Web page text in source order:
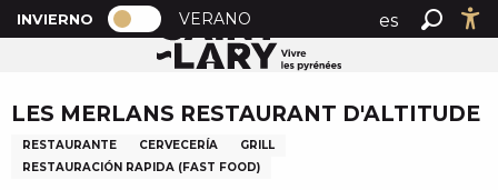
A
l
r
a
u
PAGE D’ACCUEIL ACTUELLE HIVER : PASSER EN
INVIERNO PAGE D’ACCUEIL ACTUELLE HIVER :
VERANO
es
Buscar
Inicio LES MERLANS RESTAURANT D'ALTITUDE
LES MERLANS RESTAURANT D'ALTITUDE
RESTAURANTE CERVECERÍA
GRILL
RESTAURACIÓN RAPIDA (FAST FOOD)